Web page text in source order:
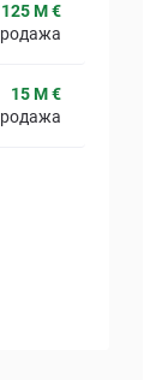
125 M €
15 M €